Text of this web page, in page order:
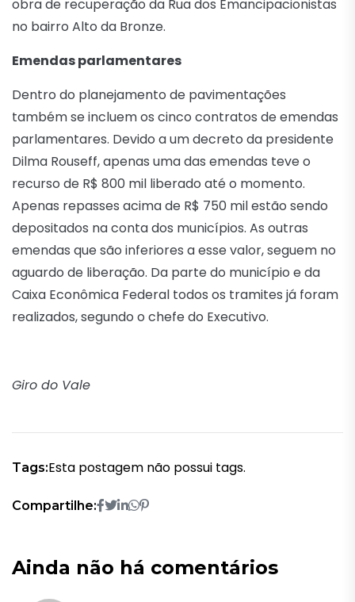
obra de recuperação da Rua dos Emancipacionistas
no bairro Alto da Bronze.
Emendas parlamentares
Dentro do planejamento de pavimentações
também se incluem os cinco contratos de emendas
parlamentares. Devido a um decreto da presidente
Dilma Rouseff, apenas uma das emendas teve o
recurso de R$ 800 mil liberado até o momento.
Apenas repasses acima de R$ 750 mil estão sendo
depositados na conta dos municípios. As outras
emendas que são inferiores a esse valor, seguem no
aguardo de liberação. Da parte do município e da
Caixa Econômica Federal todos os tramites já foram
realizados, segundo o chefe do Executivo.
Giro do Vale
Tags:Esta postagem não possui tags.
Compartilhe:
Ainda não há comentários